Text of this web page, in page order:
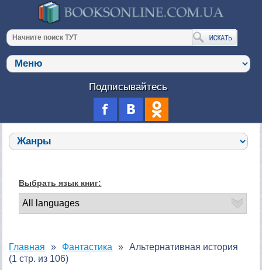
Подписывайтесь
Выбрать язык книг:
Главная Фантастика
Альтернативная история
(1 стр. из 106)